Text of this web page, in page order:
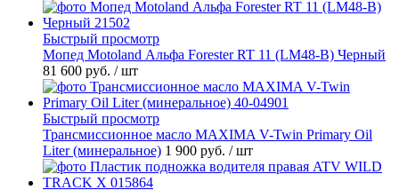
Быстрый просмотр
Мопед Motoland Альфа Forester RT 11 (LM48-B) Черный
81 600 руб. / шт
Быстрый просмотр
Трансмиссионное масло MAXIMA V-Twin Primary Oil
Liter (минеральное) 1 900 руб. / шт